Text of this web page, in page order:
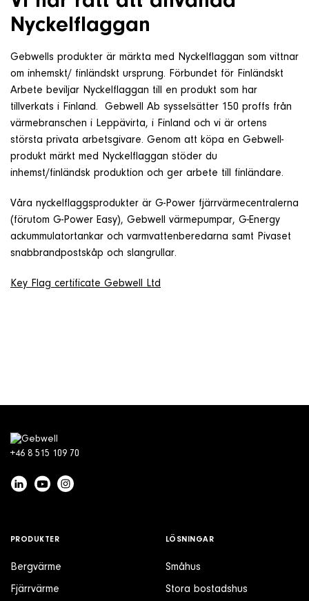
Nyckelflaggan
Gebwells produkter är märkta med Nyckelflaggan som vittnar
om inhemskt/ finländskt ursprung. Förbundet för Finländskt
Arbete beviljar Nyckelflaggan till en produkt som har
tillverkats i Finland. Gebwell Ab sysselsätter 150 proffs från
värmebranschen i Leppävirta, i Finland och vi är ortens
största privata arbetsgivare. Genom att köpa en Gebwell-
produkt märkt med Nyckelflaggan stöder du
inhemst/finländsk produktion och ger arbete till finländare.
Våra nyckelflaggsprodukter är G-Power fjärrvärmecentralerna
(förutom G-Power Easy), Gebwell värmepumpar, G-Energy
ackummulatortankar och varmvattenberedarna samt Pivaset
snabbrandpostskåp och slangrullar.
Key Flag certificate Gebwell Ltd
+46 8 515 109 70
PRODUKTER
Bergvärme
Fjärrvärme
LÖSNINGAR
Småhus
Stora bostadshus